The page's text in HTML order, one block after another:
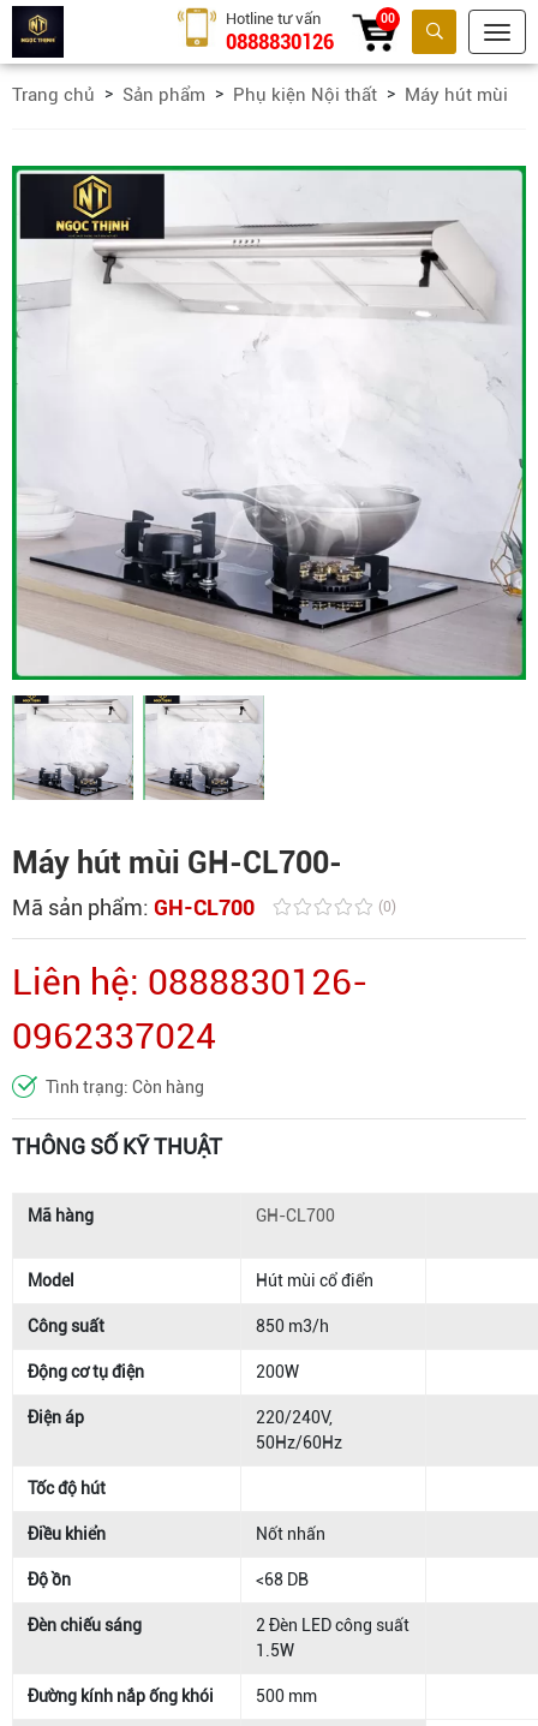
Tìm kiếm
Hotline tư vấn
0888830126
00
Trang chủ Sản phẩm Phụ kiện Nội thất Máy hút mùi
Máy hút mùi GH-CL700-
Mã sản phẩm: GH-CL700 (0)
Liên hệ: 0888830126-
0962337024
Tình trạng: Còn hàng
THÔNG SỐ KỸ THUẬT
Mã hàng GH-CL700
Model Hút mùi cổ điển
Công suất 850 m3/h
Động cơ tụ điện 200W
Điện áp
220/240V,
50Hz/60Hz
Tốc độ hút
Điều khiển Nốt nhấn
Độ ồn <68 DB
Đèn chiếu sáng
2 Đèn LED công suất
1.5W
Đường kính nắp ống khói 500 mm